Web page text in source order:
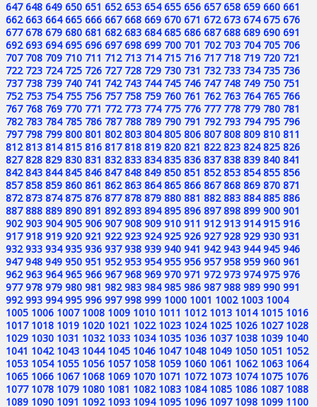
647 648 649 650 651 652 653 654 655 656 657 658 659 660 661
662 663 664 665 666 667 668 669 670 671 672 673 674 675 676
677 678 679 680 681 682 683 684 685 686 687 688 689 690 691
692 693 694 695 696 697 698 699 700 701 702 703 704 705 706
707 708 709 710 711 712 713 714 715 716 717 718 719 720 721
722 723 724 725 726 727 728 729 730 731 732 733 734 735 736
737 738 739 740 741 742 743 744 745 746 747 748 749 750 751
752 753 754 755 756 757 758 759 760 761 762 763 764 765 766
767 768 769 770 771 772 773 774 775 776 777 778 779 780 781
782 783 784 785 786 787 788 789 790 791 792 793 794 795 796
797 798 799 800 801 802 803 804 805 806 807 808 809 810 811
812 813 814 815 816 817 818 819 820 821 822 823 824 825 826
827 828 829 830 831 832 833 834 835 836 837 838 839 840 841
842 843 844 845 846 847 848 849 850 851 852 853 854 855 856
857 858 859 860 861 862 863 864 865 866 867 868 869 870 871
872 873 874 875 876 877 878 879 880 881 882 883 884 885 886
887 888 889 890 891 892 893 894 895 896 897 898 899 900 901
902 903 904 905 906 907 908 909 910 911 912 913 914 915 916
917 918 919 920 921 922 923 924 925 926 927 928 929 930 931
932 933 934 935 936 937 938 939 940 941 942 943 944 945 946
947 948 949 950 951 952 953 954 955 956 957 958 959 960 961
962 963 964 965 966 967 968 969 970 971 972 973 974 975 976
977 978 979 980 981 982 983 984 985 986 987 988 989 990 991
992 993 994 995 996 997 998 999 1000 1001 1002 1003 1004
1005 1006 1007 1008 1009 1010 1011 1012 1013 1014 1015 1016
1017 1018 1019 1020 1021 1022 1023 1024 1025 1026 1027 1028
1029 1030 1031 1032 1033 1034 1035 1036 1037 1038 1039 1040
1041 1042 1043 1044 1045 1046 1047 1048 1049 1050 1051 1052
1053 1054 1055 1056 1057 1058 1059 1060 1061 1062 1063 1064
1065 1066 1067 1068 1069 1070 1071 1072 1073 1074 1075 1076
1077 1078 1079 1080 1081 1082 1083 1084 1085 1086 1087 1088
1089 1090 1091 1092 1093 1094 1095 1096 1097 1098 1099 1100